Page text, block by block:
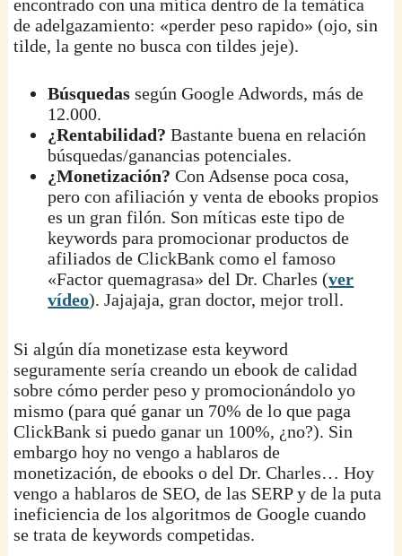
encontrado con una mítica dentro de la temática
de adelgazamiento: «perder peso rapido» (ojo, sin
tilde, la gente no busca con tildes jeje).
Búsquedas según Google Adwords, más de
12.000.
¿Rentabilidad? Bastante buena en relación
búsquedas/ganancias potenciales.
¿Monetización? Con Adsense poca cosa,
pero con afiliación y venta de ebooks propios
es un gran filón. Son míticas este tipo de
keywords para promocionar productos de
afiliados de ClickBank como el famoso
«Factor quemagrasa» del Dr. Charles (ver
vídeo). Jajajaja, gran doctor, mejor troll.
Si algún día monetizase esta keyword
seguramente sería creando un ebook de calidad
sobre cómo perder peso y promocionándolo yo
mismo (para qué ganar un 70% de lo que paga
ClickBank si puedo ganar un 100%, ¿no?). Sin
embargo hoy no vengo a hablaros de
monetización, de ebooks o del Dr. Charles… Hoy
vengo a hablaros de SEO, de las SERP y de la puta
ineficiencia de los algoritmos de Google cuando
se trata de keywords competidas.